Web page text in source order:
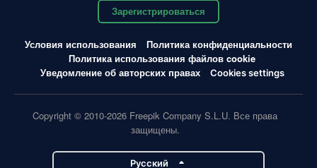
Зарегистрироваться
Условия использования
Политика конфиденциальности
Политика использования файлов cookie
Уведомление об авторских правах
Cookies settings
Copyright © 2010-2026 Freepik Company S.L.U. Все права
защищены.
Pусский